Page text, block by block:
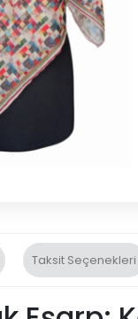
Taksit Seçenekleri